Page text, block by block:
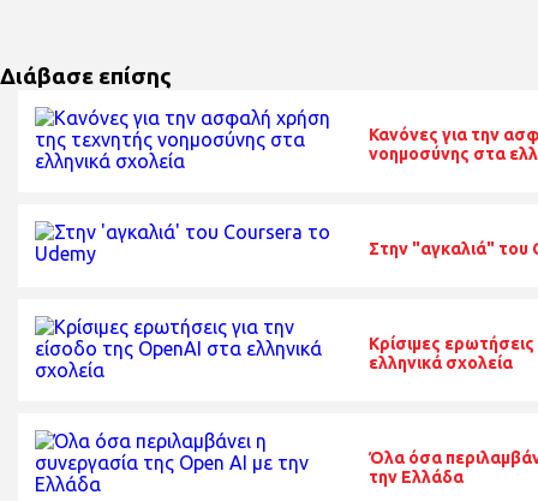
Διάβασε επίσης
Κανόνες για την
νοημοσύνης στα
Στην "αγκαλιά" του
Κρίσιμες
ελληνικά σχολεία
Όλα όσα
την Ελλάδα